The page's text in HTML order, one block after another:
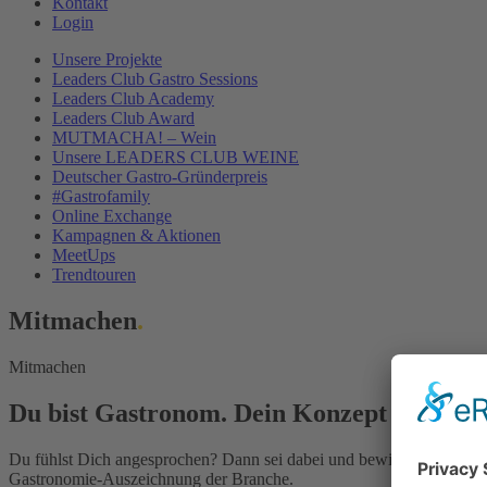
Login
Unsere Projekte
Leaders Club Gastro Sessions
Leaders Club Academy
Leaders Club Award
MUTMACHA! – Wein
Unsere LEADERS CLUB WEINE
Deutscher Gastro-Gründerpreis
#Gastrofamily
Online Exchange
Kampagnen & Aktionen
MeetUps
Trendtouren
Mitmachen.
Mitmachen
Du bist Gastronom. Dein Konzept ist
Du fühlst Dich angesprochen? Dann sei dabei und bewirb Dich um
Gastronomie-Auszeichnung der Branche.